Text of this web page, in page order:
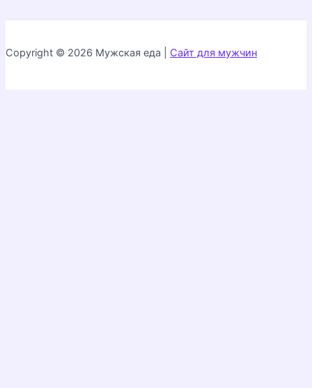
Copyright © 2026 Мужская еда | Сайт для мужчин